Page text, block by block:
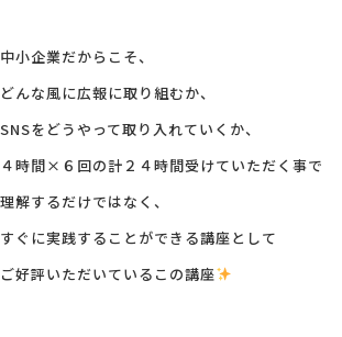
会社概要
アクセス
採用情報
お問い合わせ
中小企業だからこそ、
どんな風に広報に取り組むか、
SNSをどうやって取り入れていくか、
４時間×６回の計２４時間受けていただく事で
理解するだけではなく、
すぐに実践することができる講座として
ご好評いただいているこの講座